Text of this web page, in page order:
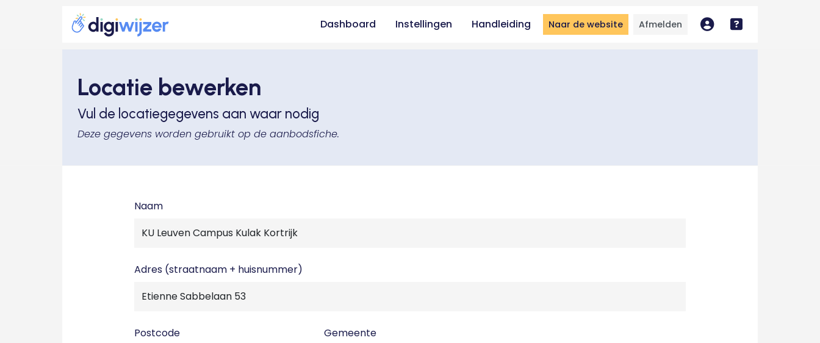
Dashboard Instellingen Handleiding Naar de website Afmelden Mijn account
Bekijk
Locatie bewerken
Vul de locatiegegevens aan waar nodig
Deze gegevens worden gebruikt op de aanbodsfiche.
Naam
Adres (straatnaam + huisnummer)
Postcode Gemeente